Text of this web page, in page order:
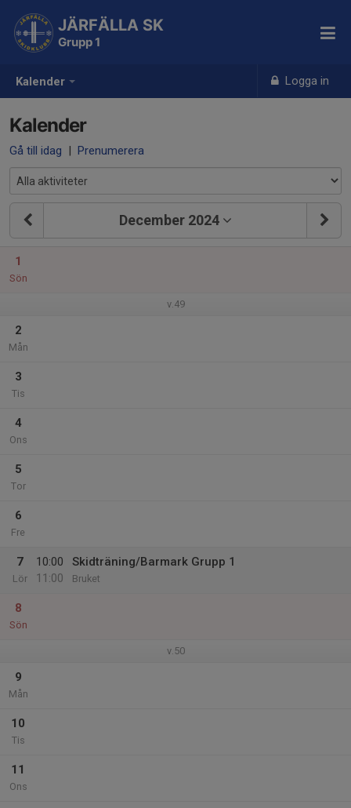
Kalender Logga in
JÄRFÄLLA SK
Grupp 1
Kalender
Gå till idag | Prenumerera
December 2024
1
Sön
v.49
2
Mån
3
Tis
4
Ons
5
Tor
6
Fre
7
Lör
10:00
11:00
Skidträning/Barmark Grupp 1
Bruket
8
Sön
v.50
9
Mån
10
Tis
11
Ons